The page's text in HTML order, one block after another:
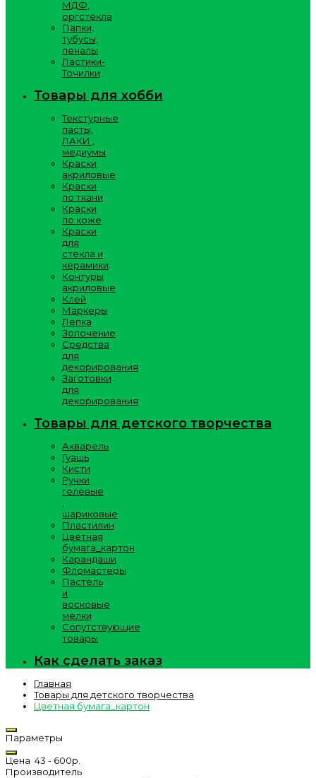
МДФ,
оргстекла
Папки,
тубусы,
пеналы
Ластики-
Точилки
Товары для хобби
Текстурные
пасты,
ЛАКИ ,
медиумы
Краски
акриловые
Краски
по ткани
Краски
по коже
Краски
для
стекла и
керамики
Контуры
акриловые
Клей
Маркеры
Лепка
Золочение
Средства
для
декорирования
Заготовки
для
декорирования
Товары для детского творчества
Акварель
Гуашь
Кисти
Ручки
гелевые
шариковые
Пластилин
Цветная
бумага_картон
Карандаши
Фломастеры
Пастель
и
восковые
мелки
Сопутствующие
товары
Как сделать заказ
Главная
Товары для детского творчества
Цветная бумага_картон
Параметры
Цена 43 - 600р.
Производитель